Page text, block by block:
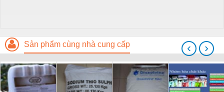
Sản phẩm cùng nhà cung cấp ‹ ›